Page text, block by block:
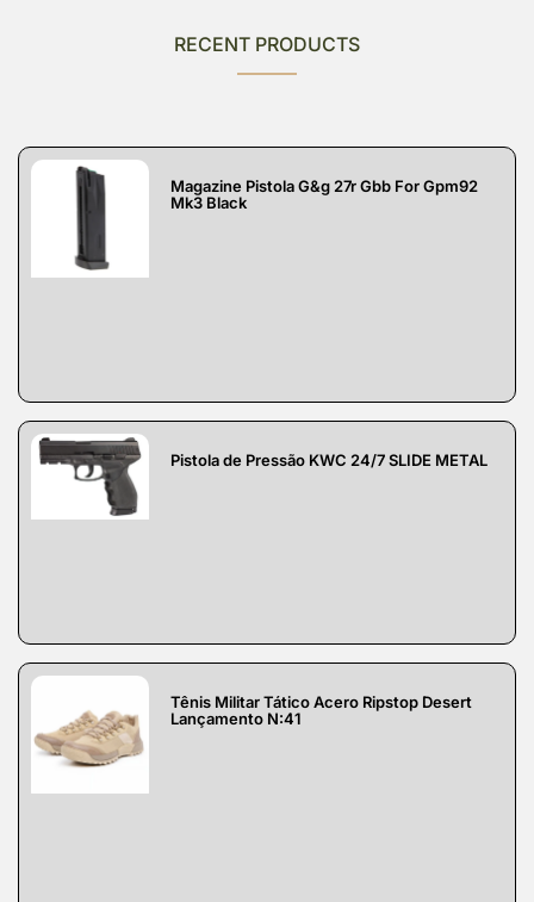
RECENT PRODUCTS
Magazine Pistola G&g 27r Gbb For Gpm92
Mk3 Black
Pistola de Pressão KWC 24/7 SLIDE METAL
Tênis Militar Tático Acero Ripstop Desert
Lançamento N:41